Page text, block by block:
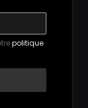
politique